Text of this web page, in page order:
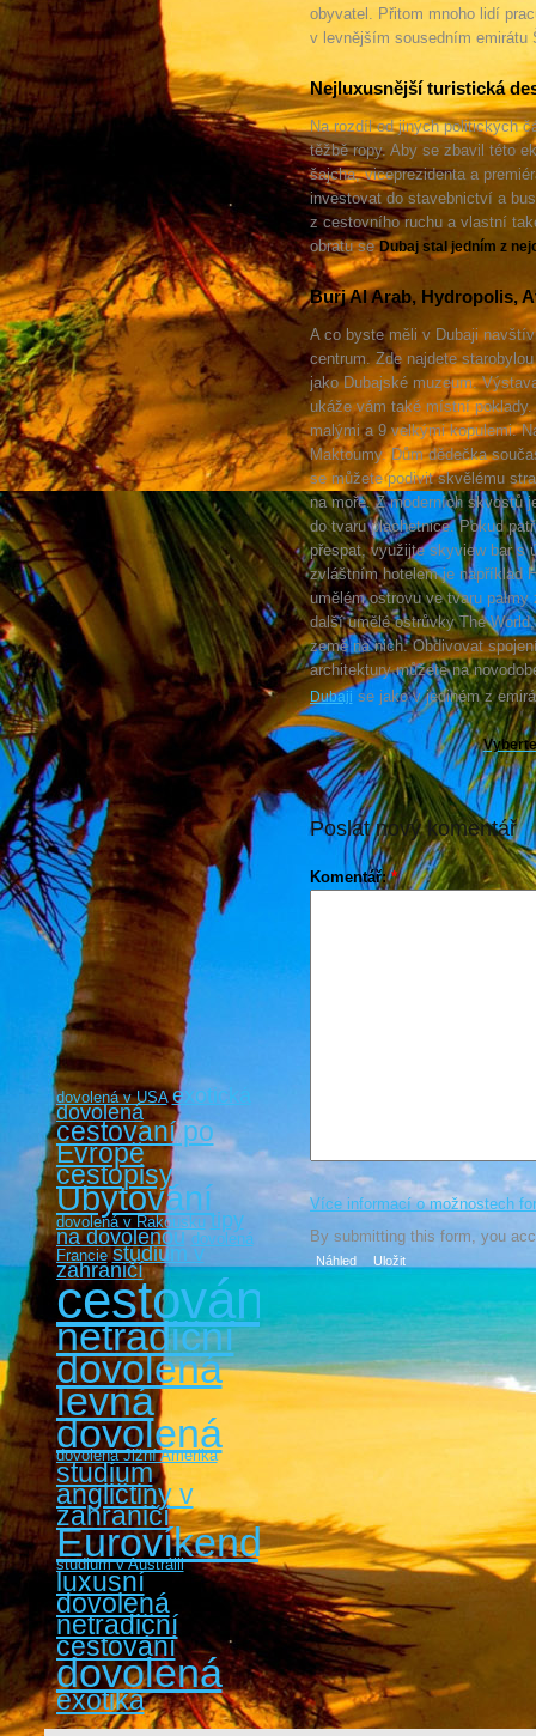
dovolená v USA exotická
dovolená
cestovaní po
Evropě
cestopisy
Ubytování
dovolená v Rakousku tipy
na dovolenou dovolená
Francie studium v
zahraničí
cestování
netradiční
dovolená
levná
dovolená
dovolená Jižní Amerika
studium
angličtiny v
zahraničí
Eurovíkendy
studium v Austrálii
luxusní
dovolená
netradiční
cestování
dovolená
exotika
obyvatel. Přitom mnoho lidí
v levnějším sousedním emirátu
Nejluxusnější turistická
Na rozdíl od jiných politických
těžbě ropy. Aby se zbavil této
šajcha, viceprezidenta a
investovat do stavebnictví a
z cestovního ruchu a vlastní
obratu seDubaj stal jedním z
Burj Al Arab, Hydropolis,
A co byste měli v Dubaji
centrum. Zde najdete
jako Dubajské muzeum.
ukáže vám také místní
malými a 9 velkými kopulemi.
Maktoumy. Dům dědečka
se můžete podivit skvělému
na moře. Z moderních skvostů
do tvaru plachetnice. Pokud
přespat, využijte skyview bar s
zvláštním hotelem je například
umělém ostrovu ve tvaru palmy
další umělé ostrůvky The
země na nich. Obdivovat
architektury můžete na
Dubaji se jako v jediném z
Poslat nový komentář
Komentář:*
Více informací o možnostech
By submitting this form, you